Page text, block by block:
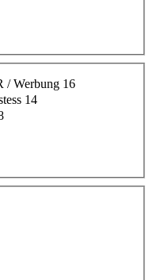
/ Werbung 16
14